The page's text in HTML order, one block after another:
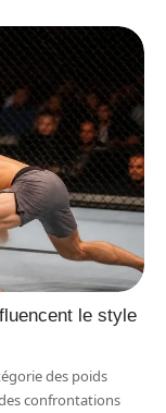
le style
des poids
confrontations